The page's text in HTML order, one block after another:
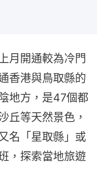
月開通較為冷門
香港與鳥取縣的
地方，是47個都
丘等天然景色，
名「星取縣」或
，探索當地旅遊